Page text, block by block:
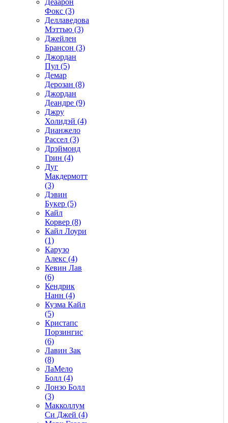
Фокс (3)
Деллаведова
Мэттью (3)
Джейлен
Брансон (3)
Джордан
Пул (5)
Демар
Дерозан (8)
Джордан
Деандре (9)
Джру
Холидэй (4)
Дианжело
Рассел (3)
Дрэймонд
Грин (4)
Дуг
Макдермотт
(3)
Дэвин
Букер (5)
Кайл
Корвер (8)
Кайл Лоури
(1)
Карузо
Алекс (4)
Кевин Лав
(6)
Кендрик
Нанн (4)
Кузма Кайл
(5)
Кристапс
Порзингис
(6)
Лавин Зак
(8)
ЛаМело
Болл (4)
Лонзо Болл
(3)
Макколлум
Си Джей (4)